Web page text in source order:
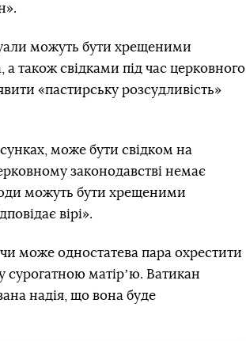
можуть бути хрещеними
також свідками під час церковного
«пастирську розсудливість»
може бути свідком на
законодавстві немає
можуть бути хрещеними
вірі».
може одностатева пара охрестити
матірʼю. Ватикан
надія, що вона буде